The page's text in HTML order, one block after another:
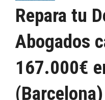
Repara tu
Abogados
167.000€